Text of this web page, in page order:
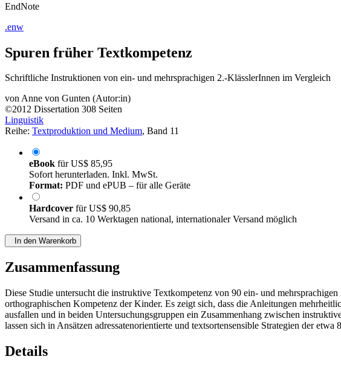
EndNote
.enw
Spuren früher Textkompetenz
Schriftliche Instruktionen von ein- und mehrsprachigen 2.-KlässlerInnen im Vergleich
vonAnne von Gunten (Autor:in)
©2012 Dissertation 308 Seiten
Linguistik
Reihe: Textproduktion und Medium, Band 11
eBook fürUS$ 85,95
Sofort herunterladen. Inkl. MwSt.
Format: PDF und ePUB – für alle Geräte
Hardcover fürUS$ 90,85
Versand in ca. 10 Werktagen national, internationaler Versand möglich
In den Warenkorb
Zusammenfassung
Diese Studie untersucht die instruktive Textkompetenz von 90 ein- und
orthographischen Kompetenz der Kinder. Es zeigt sich, dass die Anleitungen
ausfallen und in beiden Untersuchungsgruppen ein Zusammenhang zwischen
lassen sich in Ansätzen adressatenorientierte und textsortensensible Strategien der
Details